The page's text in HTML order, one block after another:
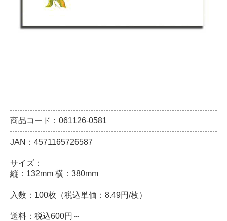
商品コード：061126-0581
JAN：4571165726587
サイズ：
縦：132mm 横：380mm
入数：100枚（税込単価：8.49円/枚）
送料：税込600円～